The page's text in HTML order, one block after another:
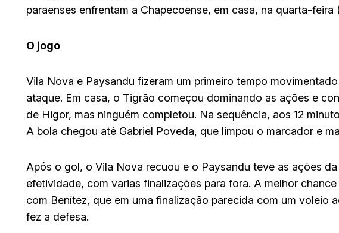
paraenses enfrentam a Chapecoense, em casa, na quarta-feira
O jogo
Vila Nova e Paysandu fizeram um primeiro tempo
ataque. Em casa, o Tigrão começou dominando as ações e
de Higor, mas ninguém completou. Na sequência, aos 12
A bola chegou até Gabriel Poveda, que limpou o marcador e
Após o gol, o Vila Nova recuou e o Paysandu teve as ações
efetividade, com varias finalizações para fora. A melhor
com Benítez, que em uma finalização parecida com um voleio
fez a defesa.